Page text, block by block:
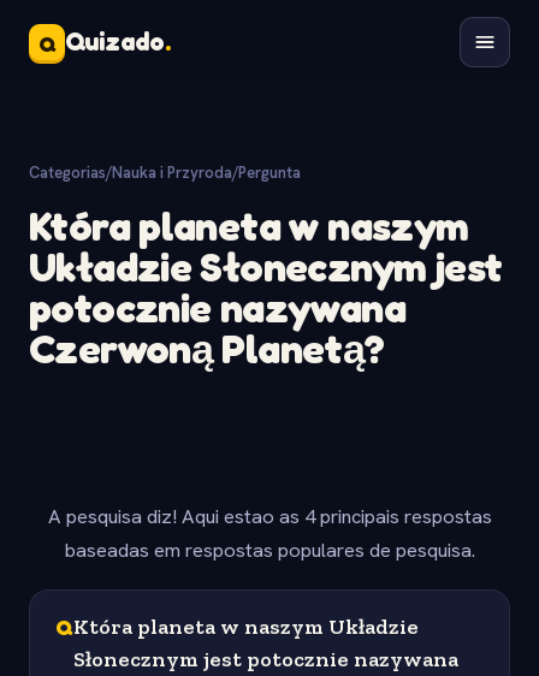
Q Quizado.
Categorias/Nauka i Przyroda/Pergunta
Która planeta w naszym
Układzie Słonecznym jest
potocznie nazywana
Czerwoną Planetą?
A pesquisa diz! Aqui estao as 4 principais respostas
baseadas em respostas populares de pesquisa.
QKtóra planeta w naszym Układzie
Słonecznym jest potocznie nazywana